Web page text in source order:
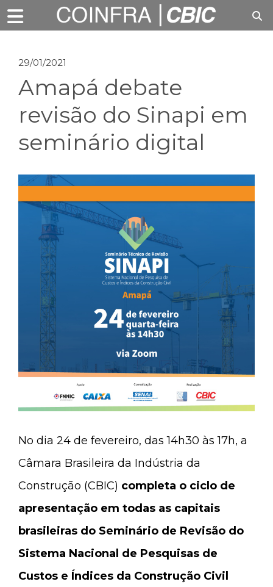
29/01/2021
Amapá debate
revisão do Sinapi em
seminário digital
No dia 24 de fevereiro, das 14h30 às 17h, a
Câmara Brasileira da Indústria da
Construção (CBIC) completa o ciclo de
apresentação em todas as capitais
brasileiras do Seminário de Revisão do
Sistema Nacional de Pesquisas de
Custos e Índices da Construção Civil